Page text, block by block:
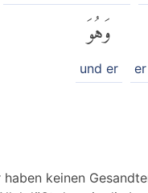
وَهُوَ
und er
haben keinen